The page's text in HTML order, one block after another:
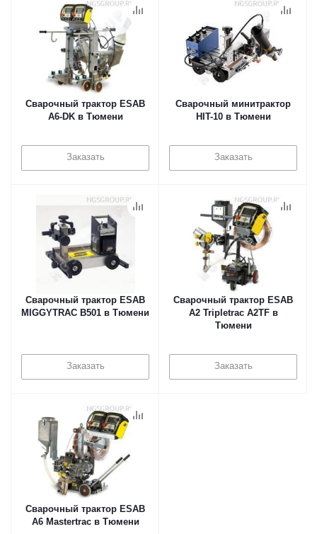
Сварочный трактор ESAB
A6-DK в Тюмени
Заказать
Сварочный минитрактор
HIT-10 в Тюмени
Заказать
Сварочный трактор ESAB
MIGGYTRAC B501 в Тюмени
Заказать
Сварочный трактор ESAB
A2 Tripletrac A2TF в
Тюмени
Заказать
Сварочный трактор ESAB
A6 Mastertrac в Тюмени